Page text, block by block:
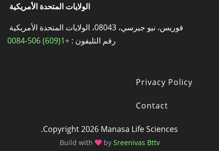
الولايات المتحدة الأمريكية
فوريس، نيو جيرسي، 08043، الولايات المتحدة الأمريكية
رقم التليفون : +1(609) 506-0084
Copyright 2026 Manasa Life Sciences.
Build with bySreenivas Bttv
Footer
Privacy Policy
Contact